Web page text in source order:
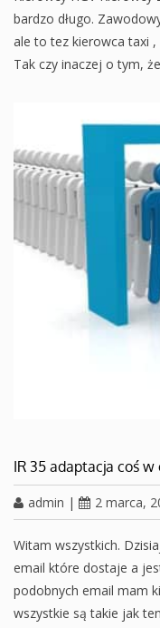
bardzo długo.
ale to tez kierowca taxi
Tak czy inaczej o tym,
IR 35 adaptacja coś
admin | 2 marca,
Witam wszystkich.
email które dostaje a
podobnych email mam
wszystkie są takie jak